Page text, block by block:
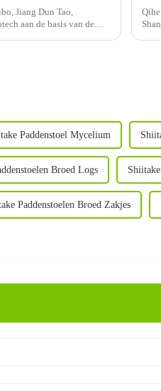
Jiang Dun Tao,
aan de basis van de
Paddenstoel Mycelium
Broed Logs
Paddenstoelen Broed Zakjes